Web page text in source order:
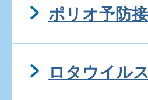
ポリオ予防
ロタウイル